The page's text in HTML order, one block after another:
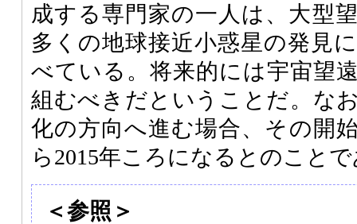
成する専門家の一人は、大型
多くの地球接近小惑星の発見
べている。将来的には宇宙望
組むべきだということだ。な
化の方向へ進む場合、その開
ら2015年ころになるとのこと
＜参照＞